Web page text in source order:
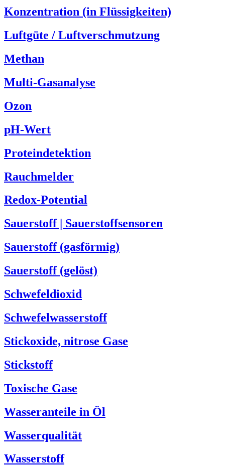
Konzentration (in Flüssigkeiten)
Luftgüte / Luftverschmutzung
Methan
Multi-Gasanalyse
Ozon
pH-Wert
Proteindetektion
Rauchmelder
Redox-Potential
Sauerstoff | Sauerstoffsensoren
Sauerstoff (gasförmig)
Sauerstoff (gelöst)
Schwefeldioxid
Schwefelwasserstoff
Stickoxide, nitrose Gase
Stickstoff
Toxische Gase
Wasseranteile in Öl
Wasserqualität
Wasserstoff